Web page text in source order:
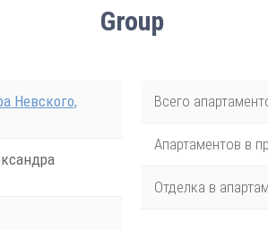
Group
Невского,
Всего
Апартаментов в
Отделка в